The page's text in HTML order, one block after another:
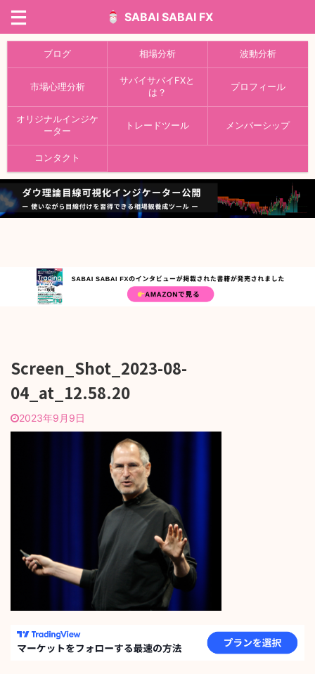
SABAI SABAI FX
ブログ 相場分析 波動分析
市場心理分析
サバイサバイFXと
は？
プロフィール
オリジナルインジケ
ーター
トレードツール メンバーシップ
コンタクト
Screen_Shot_2023-08-
04_at_12.58.20
2023年9月9日